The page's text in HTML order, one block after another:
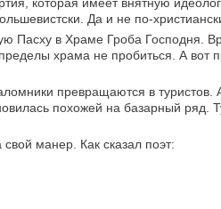
Да и не по-
Пасху в Храме Гроба Господня.
храма не пробиться. А вот
превращаются в туристов.
похожей на базарный ряд.
манер. Как сказал поэт: